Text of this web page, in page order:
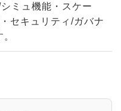
ミュ機能・スケー
セキュリティ/ガバナ